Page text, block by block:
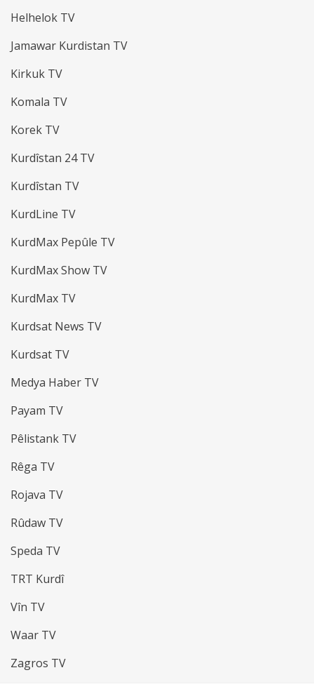
Helhelok TV
Jamawar Kurdistan TV
Kirkuk TV
Komala TV
Korek TV
Kurdîstan 24 TV
Kurdîstan TV
KurdLine TV
KurdMax Pepûle TV
KurdMax Show TV
KurdMax TV
Kurdsat News TV
Kurdsat TV
Medya Haber TV
Payam TV
Pêlistank TV
Rêga TV
Rojava TV
Rûdaw TV
Speda TV
TRT Kurdî
Vîn TV
Waar TV
Zagros TV